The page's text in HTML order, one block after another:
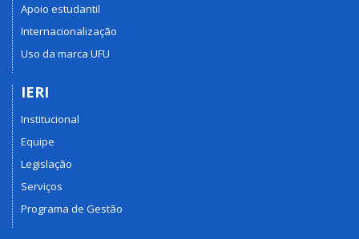
Apoio estudantil
Internacionalização
Uso da marca UFU
IERI
Institucional
Equipe
Legislação
Serviços
Programa de Gestão